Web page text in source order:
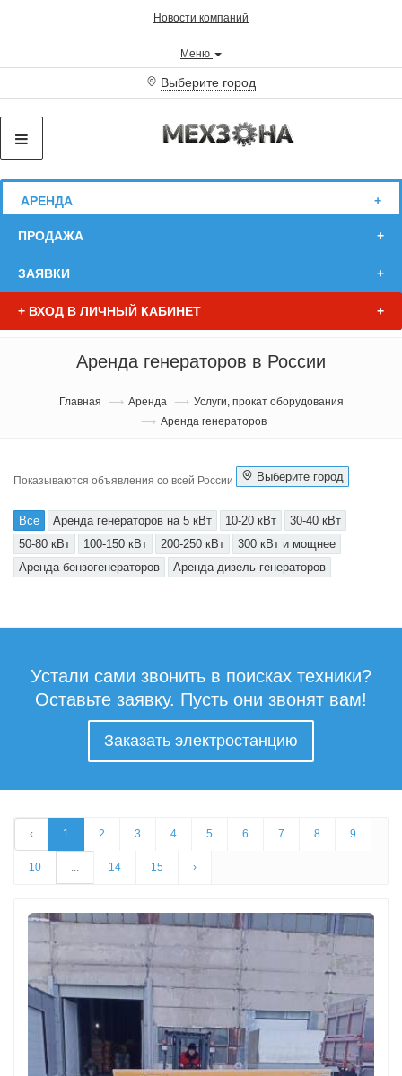
Новости компаний
Меню
Выберите город
АРЕНДА
ПРОДАЖА
ЗАЯВКИ
+ ВХОД В ЛИЧНЫЙ КАБИНЕТ
Аренда генераторов в России
Главная Аренда
Услуги, прокат оборудования
Аренда генераторов
Показываются объявления со всей России Выберите город
Все Аренда генераторов на 5 кВт 10-20 кВт
30-40 кВт
50-80 кВт
100-150 кВт 200-250 кВт
300 кВт и мощнее
Аренда бензогенераторов
Аренда дизель-генераторов
Устали сами звонить в поисках техники?
Оставьте заявку. Пусть они звонят вам!
Заказать электростанцию
‹ 1 2 3 4 5 6 7 8 9
10 14 15 ›